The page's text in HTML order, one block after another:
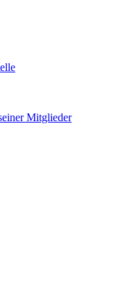
Mitglieder